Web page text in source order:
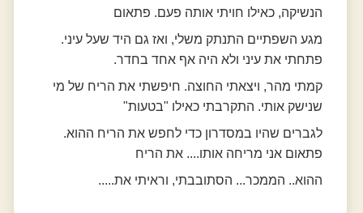
הנשיקה, כאילו חויתי אותה פעם. פתאום
מגע השפתיים התנתק משלי, ואז גם היד שעל עיני.
פתחתי את עיני ולא היה אף אחד בחדר.
קמתי מהר, ויצאתי החוצה. חיפשתי את הריח של מי
שנישק אותי. התקרבתי כאילו "בטעות"
לגברים שהיו במסדרון כדי לחפש את הריח ההוא.
פתאום אני מריחה אותו.... את הריח
ההוא.. הממכר... הסתובבתי, וראיתי את.....